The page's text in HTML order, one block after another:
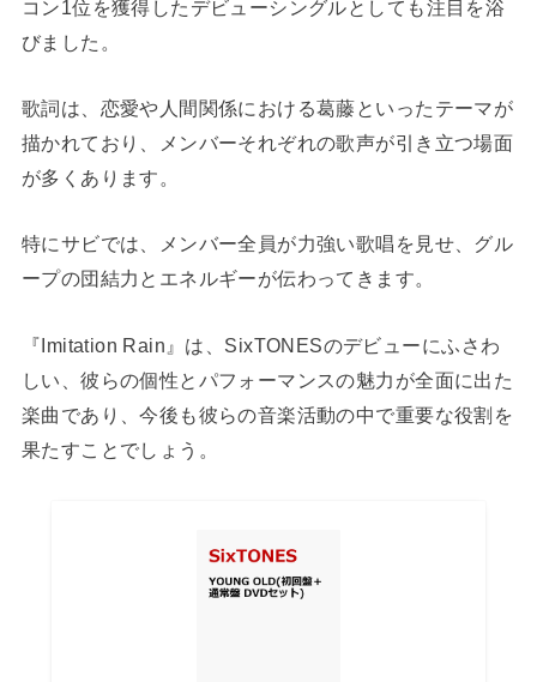
コン1位を獲得したデビューシングルとしても注目を浴
びました。
歌詞は、恋愛や人間関係における葛藤といったテーマが
描かれており、メンバーそれぞれの歌声が引き立つ場面
が多くあります。
特にサビでは、メンバー全員が力強い歌唱を見せ、グル
ープの団結力とエネルギーが伝わってきます。
『Imitation Rain』は、SixTONESのデビューにふさわ
しい、彼らの個性とパフォーマンスの魅力が全面に出た
楽曲であり、今後も彼らの音楽活動の中で重要な役割を
果たすことでしょう。